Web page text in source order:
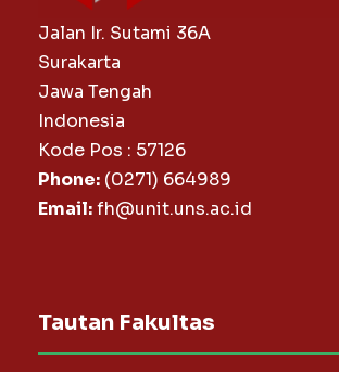
Jalan Ir. Sutami 36A
Surakarta
Jawa Tengah
Indonesia
Kode Pos : 57126
Phone: (0271) 664989
Email:fh@unit.uns.ac.id
Tautan Fakultas